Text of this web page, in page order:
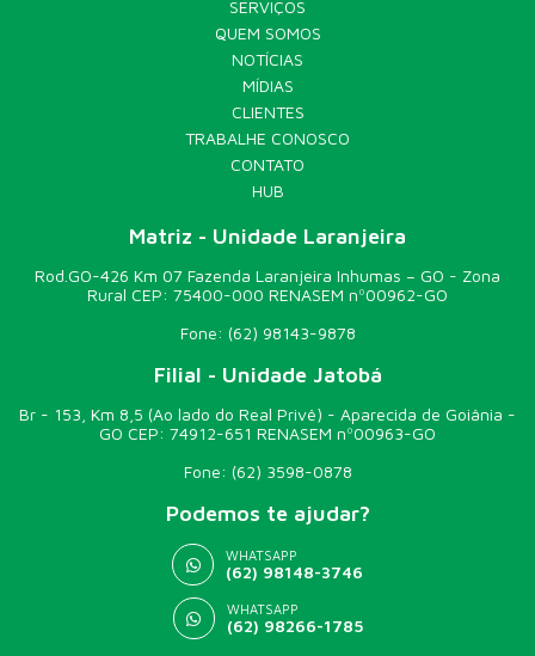
SERVIÇOS
QUEM SOMOS
NOTÍCIAS
MÍDIAS
CLIENTES
TRABALHE CONOSCO
CONTATO
HUB
Matriz - Unidade Laranjeira
Rod.GO-426 Km 07 Fazenda Laranjeira Inhumas – GO - Zona
Rural CEP: 75400-000 RENASEM nº00962-GO
Fone: (62) 98143-9878
Filial - Unidade Jatobá
Br - 153, Km 8,5 (Ao lado do Real Privê) - Aparecida de Goiânia -
GO CEP: 74912-651 RENASEM nº00963-GO
Fone: (62) 3598-0878
Podemos te ajudar?
WHATSAPP
(62) 98148-3746
WHATSAPP
(62) 98266-1785